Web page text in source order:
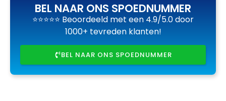
BEL NAAR ONS SPOEDNUMMER
⭐⭐⭐⭐⭐ Beoordeeld met een 4.9/5.0 door
1000+ tevreden klanten!
BEL NAAR ONS SPOEDNUMMER